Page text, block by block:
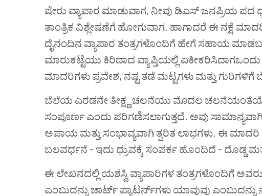
ಷೇರು ವ್ಯಾಪಾರ ಮಾಡುವಾಗ, ನೀವು ಡಿಎಸ್ ಜನಪ್ರಿಯ ಪದ
ತಾಂತ್ರಿಕ ವಿಶ್ಲೇಷಣೆಗೆ ಹೋಗುವಾಗ. ಹಾಗಾದರೆ ಈ ನಕ್ಷೆ
ದೈನಂದಿನ ವ್ಯಾಪಾರ ತಂತ್ರಗಳೊಂದಿಗೆ ಹೇಗೆ ಸಹಾಯ
ಮಾರುಕಟ್ಟೆಯು ಕಿರಿದಾದ ವ್ಯಾಪ್ತಿಯಲ್ಲಿ
ಮಾದರಿಗಳು ಪ್ರವೇಶ, ನಷ್ಟ ತಡೆ ಮಟ್ಟಗಳು ಮತ್ತು ಗುರಿಗಳಿಗೆ
ಬೆಲೆಯ ಎರಡನೇ ತೀಕ್ಷ್ಣ ಚಲನೆಯು ಮೊದಲ ಚಲನೆಯಂತೆಯೇ
ಸಂಪೂರ್ಣ ಎಂದು ಪರಿಗಣಿಸಲಾಗುತ್ತದೆ. ಅವು ಸಾಮಾನ್ಯವಾಗಿ
ಅಪಾಯ ಮತ್ತು ಸಂಭಾವ್ಯವಾಗಿ ತ್ವರಿತ ಲಾಭಗಳು. ಈ
ಬಲವರ್ಧನೆ - ಇದು ಧ್ರುವಕ್ಕೆ ಸಂಪರ್ಕ ಹೊಂದಿದೆ - ದೊಡ್ಡ
ಈ ಲೇಖನದಲ್ಲಿ ಯಶಸ್ವಿ ವ್ಯಾಪಾರಿಗಳ ತಂತ್ರಗಳೊಂದಿಗೆ
ಎಂಬುದನ್ನು ಚಾರ್ಟ್ ಪ್ಯಾಟರ್ನ್‌ಗಳು ಯಾವುವು